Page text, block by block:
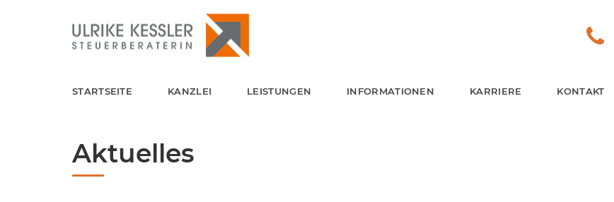
STARTSEITE KANZLEI LEISTUNGEN INFORMATIONEN KARRIERE KONTAKT
Aktuelles